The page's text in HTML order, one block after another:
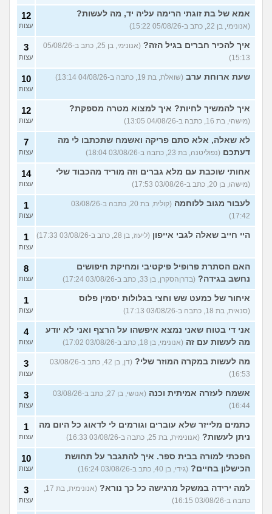
אמא של בת זוגתי הרימה עליה יד, מה לעשות?
(אנונימי, בן 22, כתב ב-05/08/26 15:22)
12
עצות
איך להכיר חברים בגיל הזה?
(אנונימי, בן 25, כתב ב-05/08/26
15:13)
3
עצות
שעת ארוחת ערב (שואלת, בת 19, כתבה ב-04/08/26 13:14) 10
עצות
איך להמשיך לחיות? איך למצוא מטרה מספקת?
(מישהי, בת 16, כתבה ב-04/08/26 13:05)
12
עצות
לא שאלה, אלא סתם פריקה ואשמח שתכתבו לי מה
דעתכם (נפוליטנה, בת 23, כתבה ב-03/08/26 18:04)
7
עצות
אחותי שוכבת עם מלא גברים וזה מוריד מהכבוד שלי
(מישהו, בן 20, כתב ב-03/08/26 17:53)
14
עצות
לעבור מגוב ללוחמה
(קולית, בת 20, כתבה ב-03/08/26
17:42)
1
עצות
היי חייב שאלה לגבי אייפון (ליעוז, בן 28, כתב ב-03/08/26 17:33) 1
עצות
האם הסתרת פרופיל פיקטיבי ומחיקת חיפושים
נחשב בגידה? (בדרןהסקרן, בן 33, כתב ב-03/08/26 17:24)
8
עצות
איחור של כמעט שש וחצי בגלולות יסמין פלוס
(סנאית, בת 18, כתבה ב-03/08/26 17:13)
1
עצות
אני די בטוח שאני נמצא איפשהו על הרצף ואני לא יודע
מה לעשות עם זה (אנונימי, בן 18, כתב ב-03/08/26 17:02)
4
עצות
מה לעשות במקרה המוזר שלי?
(דן, בן 42, כתב ב-03/08/26
16:53)
3
עצות
אשמח לעזרה אמיתית וכנה
(אנושי, בן 27, כתב ב-03/08/26
16:44)
3
עצות
כתמים מלייזר שלא עוברים וגורמים לי לדאוג כל היום מה
ניתן לעשות? (אנונימית, בת 25, כתבה ב-03/08/26 16:33)
1
עצות
הפכתי למורה בבית ספר. איך להתגבר על תחושת
הכישלון בחיים? (גידי, בן 40, כתב ב-03/08/26 16:24)
10
עצות
למה ירידה במשקל מרגישה כל כך נורא?
(אנונימית, בת 17,
כתבה ב-03/08/26 16:15)
3
עצות